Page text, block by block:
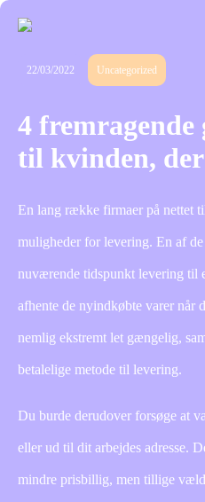
22/03/2022 Uncategorized
4 fremragende
til kvinden,
En lang række firmaer på nettet
muligheder for levering. En af de
nuværende tidspunkt levering til
afhente de nyindkøbte varer når
nemlig ekstremt let gængelig,
betalelige metode til levering.
Du burde derudover forsøge at
eller ud til dit arbejdes adresse.
mindre prisbillig, men tillige